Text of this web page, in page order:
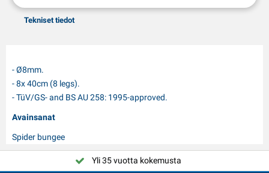
Tekniset tiedot
- Ø8mm.
- 8x 40cm (8 legs).
- TüV/GS- and BS AU 258: 1995-approved.
Avainsanat
Spider bungee
Yli 35 vuotta kokemusta